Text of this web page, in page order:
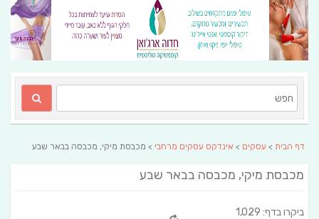
דף הבית > עסקים > אינדקס עסקים מרחבי > מכבסת מיקי, מכבסה בבאר שבע
מכבסת מיקי, מכבסה בבאר שבע
ביקרו בדף: 1,029